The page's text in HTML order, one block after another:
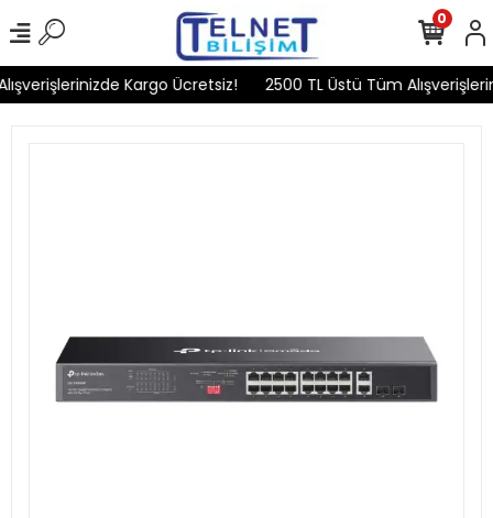
Kargo Ücretsiz! 2500 TL Üstü Tüm
0